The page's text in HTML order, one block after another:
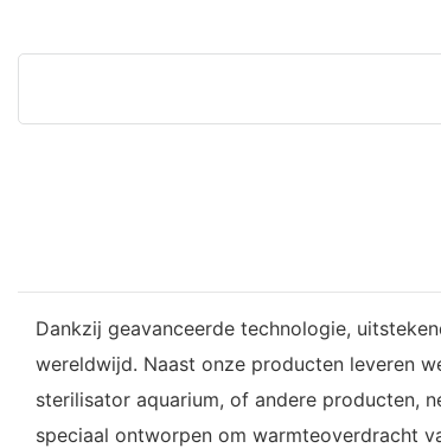
Dankzij geavanceerde technologie,
wereldwijd. Naast onze producten leveren
sterilisator aquarium, of andere producten,
speciaal ontworpen om warmteoverdracht